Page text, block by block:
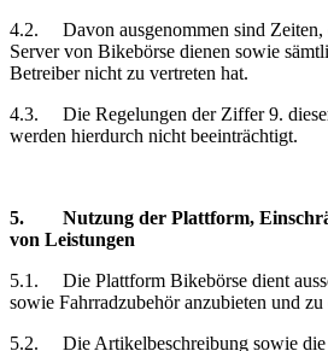
4.2.
Davon ausgenommen sind
Server von Bikebörse dienen sowie
Betreiber nicht zu vertreten hat.
4.3.
Die Regelungen der Ziffer 9.
werden hierdurch nicht beeinträchtigt.
5. Nutzung der Plattform,
von Leistungen
5.1.
Die Plattform Bikebörse dient
sowie Fahrradzubehör anzubieten und zu
5.2.
Die Artikelbeschreibung sowie